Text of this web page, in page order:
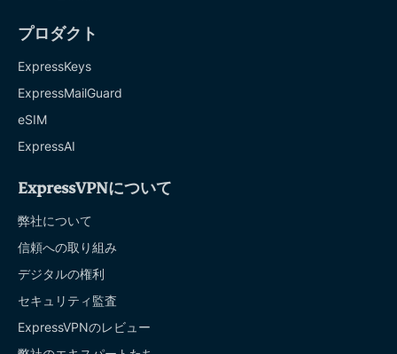
プロダクト
ExpressKeys
ExpressMailGuard
eSIM
ExpressAI
ExpressVPNについて
弊社について
信頼への取り組み
デジタルの権利
セキュリティ監査
ExpressVPNのレビュー